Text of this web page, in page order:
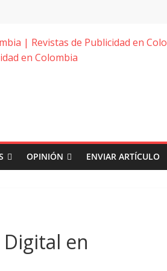
OPINIÓN ENVIAR ARTÍCULO
en